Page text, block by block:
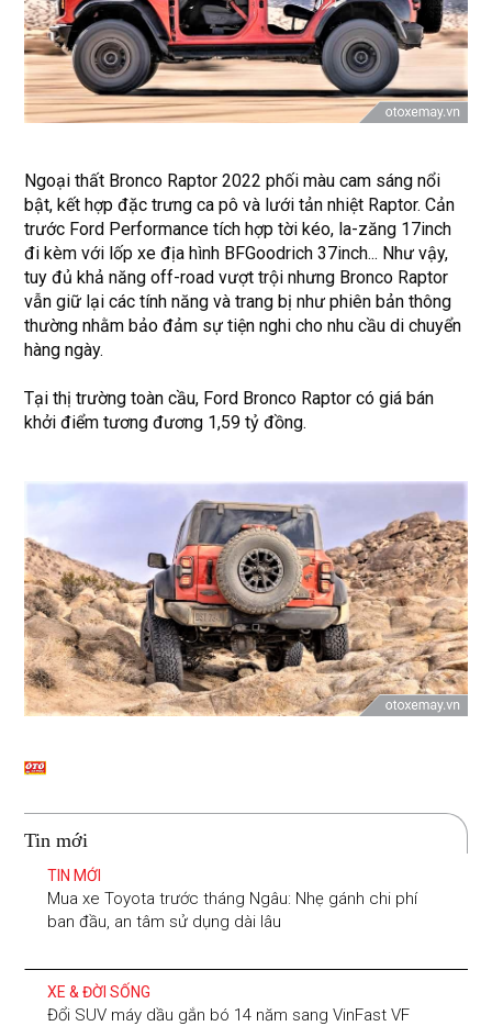
Ngoại thất Bronco Raptor 2022 phối màu cam sáng nổi
bật, kết hợp đặc trưng ca pô và lưới tản nhiệt Raptor. Cản
trước Ford Performance tích hợp tời kéo, la-zăng 17inch
đi kèm với lốp xe địa hình BFGoodrich 37inch... Như vậy,
tuy đủ khả năng off-road vượt trội nhưng Bronco Raptor
vẫn giữ lại các tính năng và trang bị như phiên bản thông
thường nhằm bảo đảm sự tiện nghi cho nhu cầu di chuyển
hàng ngày.
Tại thị trường toàn cầu, Ford Bronco Raptor có giá bán
khởi điểm tương đương 1,59 tỷ đồng.
Tin mới
TIN MỚI
Mua xe Toyota trước tháng Ngâu: Nhẹ gánh chi phí
ban đầu, an tâm sử dụng dài lâu
XE & ĐỜI SỐNG
Đổi SUV máy dầu gắn bó 14 năm sang VinFast VF